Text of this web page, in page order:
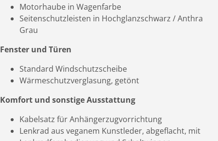
Motorhaube in Wagenfarbe
Seitenschutzleisten in Hochglanzschwarz / Anthra
Grau
Fenster und Türen
Standard Windschutzscheibe
Wärmeschutzverglasung, getönt
Komfort und sonstige Ausstattung
Kabelsatz für Anhängerzugvorrichtung
Lenkrad aus veganem Kunstleder, abgeflacht, mit